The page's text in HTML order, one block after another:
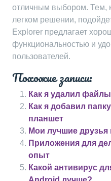
отличным выбором. Тем,
легком решении,
Explorer предлагает
функциональностью и
пользователей.
Похожие записи:
Как я удалил
Как я добавил
планшет
Мои лучшие
Приложения для
опыт
Какой антивирус